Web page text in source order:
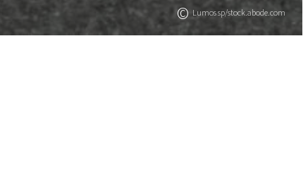
© Lumos sp/stock.abode.com